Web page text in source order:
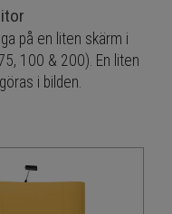
på en liten skärm i
100 & 200). En liten
i bilden.